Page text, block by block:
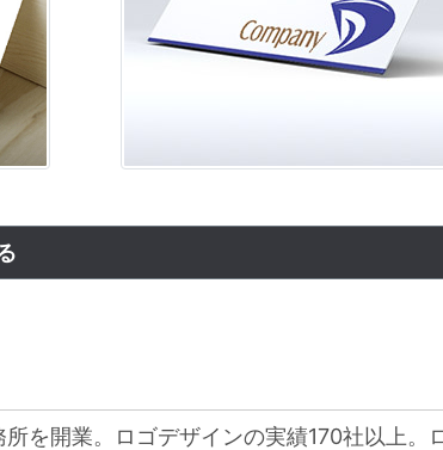
を開業。ロゴデザインの実績170社以上。